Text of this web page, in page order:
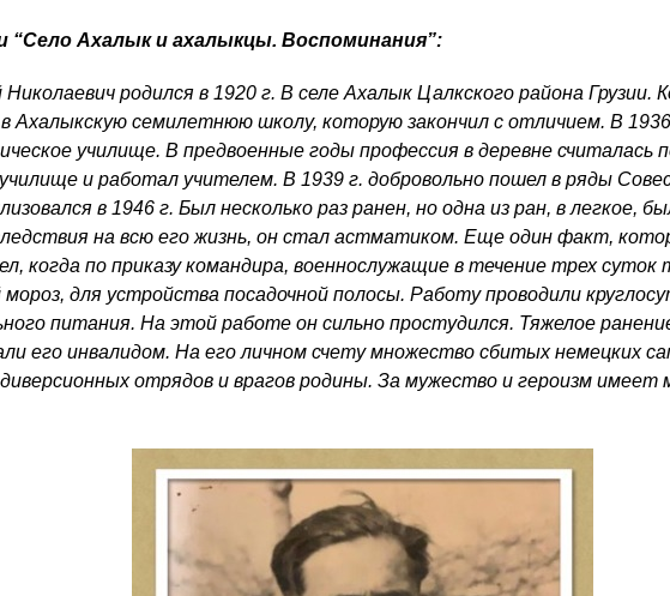
“Село Ахалык и ахалыкцы. Воспоминания”:
родился в 1920 г. В селе Ахалык Цалкского района Грузии.
Ахалыкскую семилетнюю школу, которую закончил с отличием. В
училище. В предвоенные годы профессия в деревне считалась
и работал учителем. В 1939 г. добровольно пошел в ряды
в 1946 г. Был несколько раз ранен, но одна из ран, в легкое,
на всю его жизнь, он стал астматиком. Еще один факт,
когда по приказу командира, военнослужащие в течение трех суток
для устройства посадочной полосы. Работу проводили
питания. На этой работе он сильно простудился. Тяжелое
его инвалидом. На его личном счету множество сбитых немецких
отрядов и врагов родины. За мужество и героизм имеет